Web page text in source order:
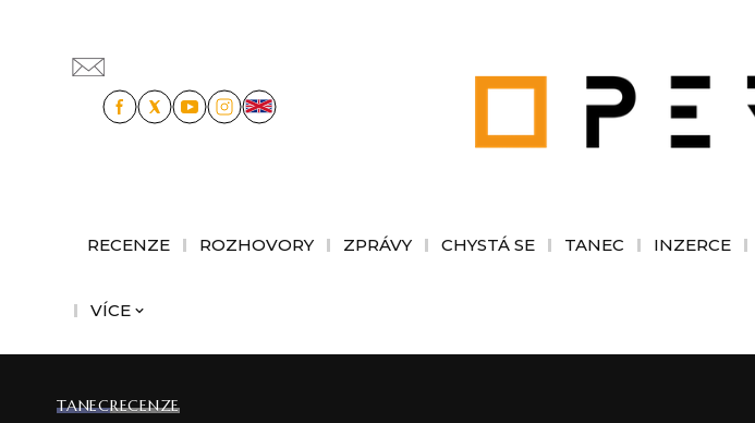
RECENZE ROZHOVORY ZPRÁVY CHYSTÁ SE TANEC INZERCE
VÍCE
TANECRECENZE